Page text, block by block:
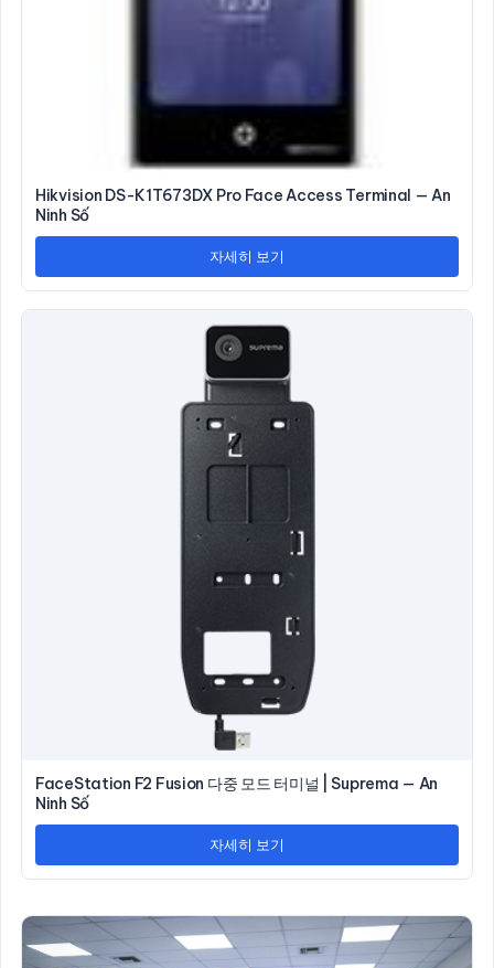
Hikvision DS-K1T673DX Pro Face Access Terminal — An
Ninh Số
자세히 보기
FaceStation F2 Fusion 다중 모드 터미널 | Suprema — An
Ninh Số
자세히 보기